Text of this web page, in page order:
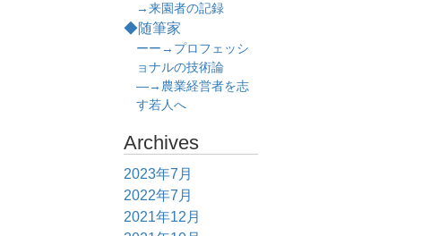
→来園者の記録
◆随筆家
ーー→プロフェッシ
ョナルの技術論
―→農業経営者を志
す若人へ
Archives
2023年7月
2022年7月
2021年12月